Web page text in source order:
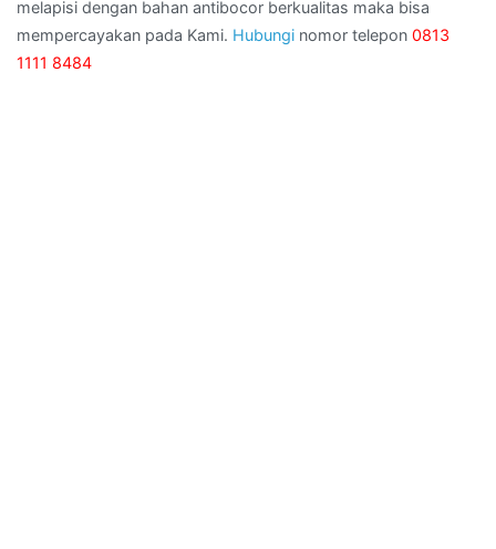
melapisi dengan bahan antibocor berkualitas maka bisa
mempercayakan pada Kami. Hubungi nomor telepon 0813
1111 8484